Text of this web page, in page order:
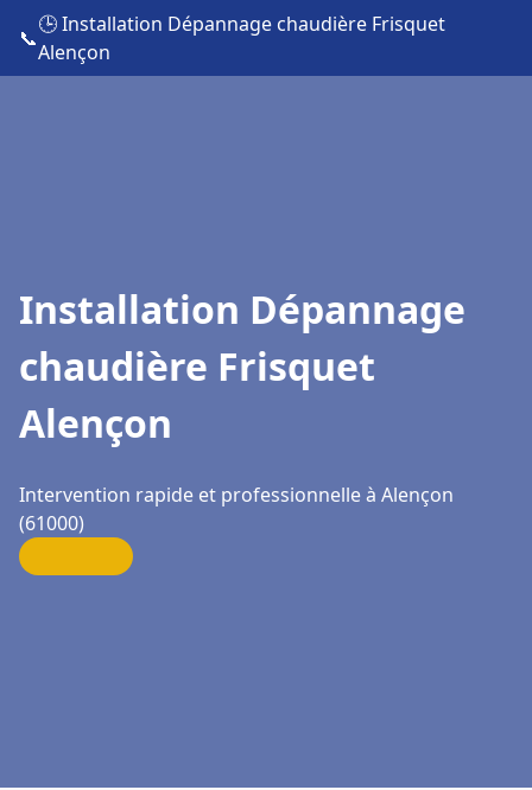
📞
🕒 Installation Dépannage chaudière Frisquet
Alençon
Installation Dépannage
chaudière Frisquet
Alençon
Intervention rapide et professionnelle à Alençon
(61000)